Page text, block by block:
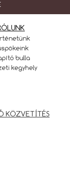
bulla
kegyhely
KÖZVETÍTÉS